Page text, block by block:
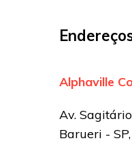
Alphaville
Av.
Barueri -